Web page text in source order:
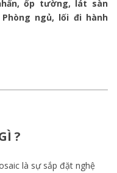
ốp tường, lát sàn
ngủ, lối đi hành
?
là sự sắp đặt nghệ